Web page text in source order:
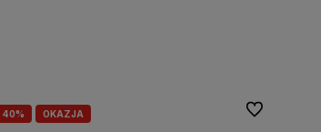
40% OKAZJA Do ulubionych